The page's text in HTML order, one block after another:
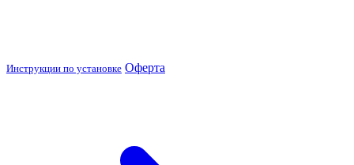
Инструкции по установке Оферта